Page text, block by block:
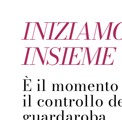
INSIEME
È il
il controllo